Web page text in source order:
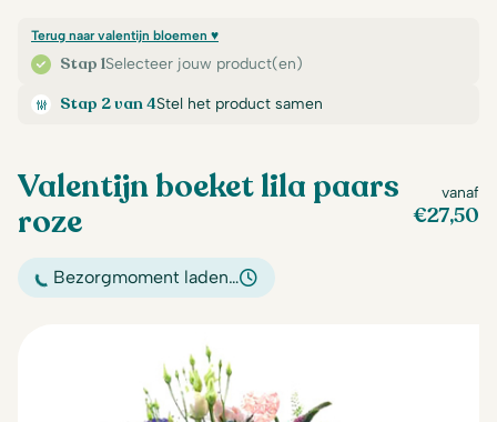
Stap 1Selecteer jouw product(en)
Terug naar valentijn bloemen ♥
Stap 2 van 4Stel het product samen
Valentijn boeket lila paars
roze
vanaf
€27,50
Bezorgmoment laden…